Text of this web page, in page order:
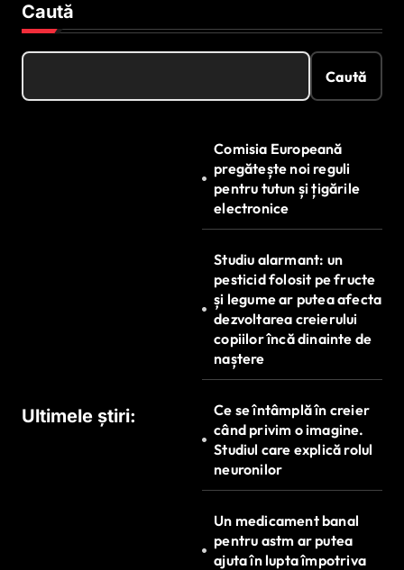
Caută
Caută
Ultimele știri:
Comisia Europeană
pregătește noi reguli
pentru tutun și țigările
electronice
Studiu alarmant: un
pesticid folosit pe fructe
și legume ar putea afecta
dezvoltarea creierului
copiilor încă dinainte de
naștere
Ce se întâmplă în creier
când privim o imagine.
Studiul care explică rolul
neuronilor
Un medicament banal
pentru astm ar putea
ajuta în lupta împotriva